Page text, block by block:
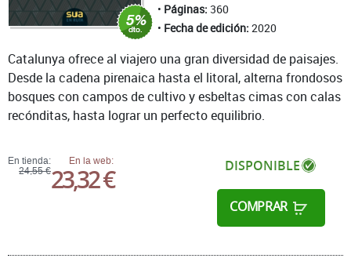
Páginas: 360
Fecha de edición: 2020
En tienda:
24,55 €
En la web:
23,32 € DISPONIBLE
COMPRAR
Catalunya ofrece al viajero una gran diversidad de paisajes.
Desde la cadena pirenaica hasta el litoral, alterna frondosos
bosques con campos de cultivo y esbeltas cimas con calas
recónditas, hasta lograr un perfecto equilibrio.